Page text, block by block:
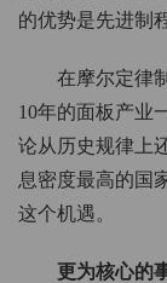
的优势是先进制
在摩尔定律
10年的面板产业
论从历史规律上
息密度最高的国
这个机遇。
更为核心的